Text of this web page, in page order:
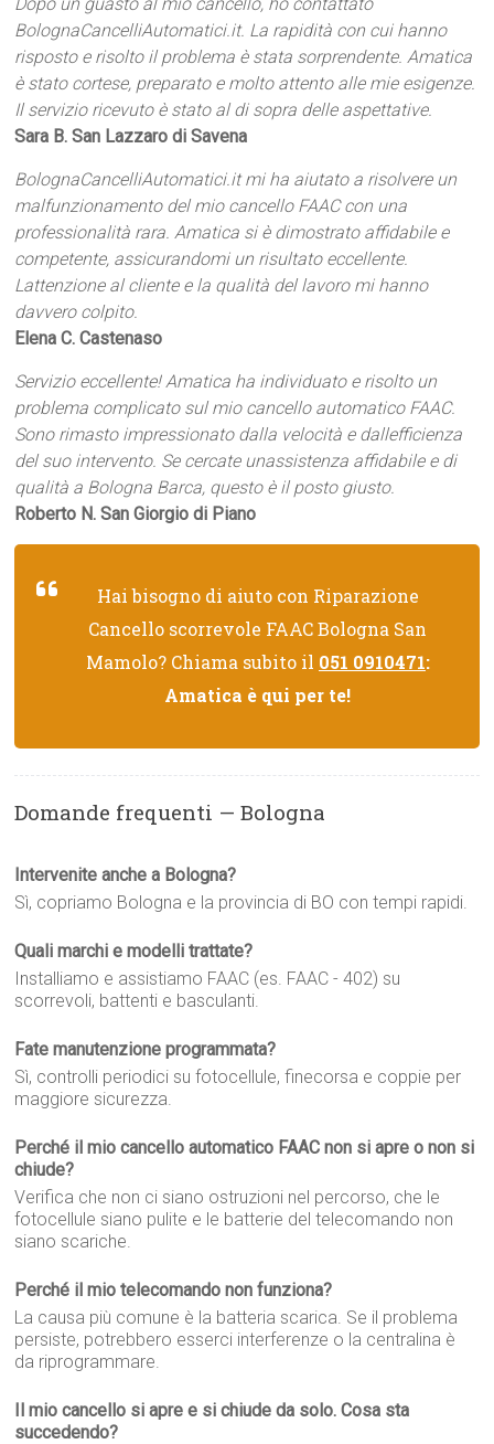
BolognaCancelliAutomatici.it. La rapidità con cui hanno
risposto e risolto il problema è stata sorprendente. Amatica
è stato cortese, preparato e molto attento alle mie esigenze.
Il servizio ricevuto è stato al di sopra delle aspettative.
Sara B. San Lazzaro di Savena
BolognaCancelliAutomatici.it mi ha aiutato a risolvere un
malfunzionamento del mio cancello FAAC con una
professionalità rara. Amatica si è dimostrato affidabile e
competente, assicurandomi un risultato eccellente.
Lattenzione al cliente e la qualità del lavoro mi hanno
davvero colpito.
Elena C. Castenaso
Servizio eccellente! Amatica ha individuato e risolto un
problema complicato sul mio cancello automatico FAAC.
Sono rimasto impressionato dalla velocità e dallefficienza
del suo intervento. Se cercate unassistenza affidabile e di
qualità a Bologna Barca, questo è il posto giusto.
Roberto N. San Giorgio di Piano
Hai bisogno di aiuto con Riparazione
Cancello scorrevole FAAC Bologna San
Mamolo? Chiama subito il 051 0910471:
Amatica è qui per te!
Domande frequenti — Bologna
Intervenite anche a Bologna?
Sì, copriamo Bologna e la provincia di BO con tempi rapidi.
Quali marchi e modelli trattate?
Installiamo e assistiamo FAAC (es. FAAC - 402) su
scorrevoli, battenti e basculanti.
Fate manutenzione programmata?
Sì, controlli periodici su fotocellule, finecorsa e coppie per
maggiore sicurezza.
Perché il mio cancello automatico FAAC non si apre o non si
chiude?
Verifica che non ci siano ostruzioni nel percorso, che le
fotocellule siano pulite e le batterie del telecomando non
siano scariche.
Perché il mio telecomando non funziona?
La causa più comune è la batteria scarica. Se il problema
persiste, potrebbero esserci interferenze o la centralina è
da riprogrammare.
Il mio cancello si apre e si chiude da solo. Cosa sta
succedendo?